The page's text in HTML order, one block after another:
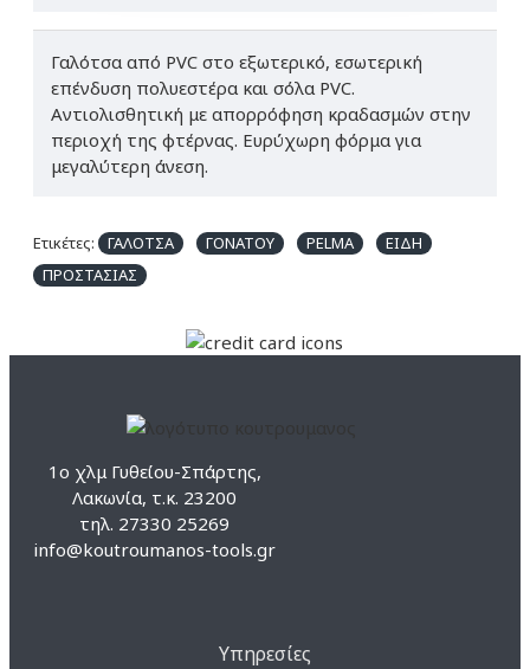
Γαλότσα από PVC στο εξωτερικό, εσωτερική
επένδυση πολυεστέρα και σόλα PVC.
Αντιολισθητική με απορρόφηση κραδασμών στην
περιοχή της φτέρνας. Ευρύχωρη φόρμα για
μεγαλύτερη άνεση.
Ετικέτες: ΓΑΛΟΤΣΑ ΓΟΝΑΤΟΥ PELMA
ΕΙΔΗ
ΠΡΟΣΤΑΣΙΑΣ
1ο χλμ Γυθείου-Σπάρτης,
Λακωνία, τ.κ. 23200
τηλ. 27330 25269
info@koutroumanos-tools.gr
Υπηρεσίες